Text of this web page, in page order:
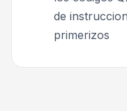
de
primerizos